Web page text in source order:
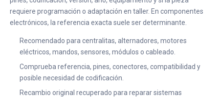
requiere programación o adaptación en taller. En componentes
electrónicos, la referencia exacta suele ser determinante.
Recomendado para centralitas, alternadores, motores
eléctricos, mandos, sensores, módulos o cableado.
Comprueba referencia, pines, conectores, compatibilidad y
posible necesidad de codificación.
Recambio original recuperado para reparar sistemas